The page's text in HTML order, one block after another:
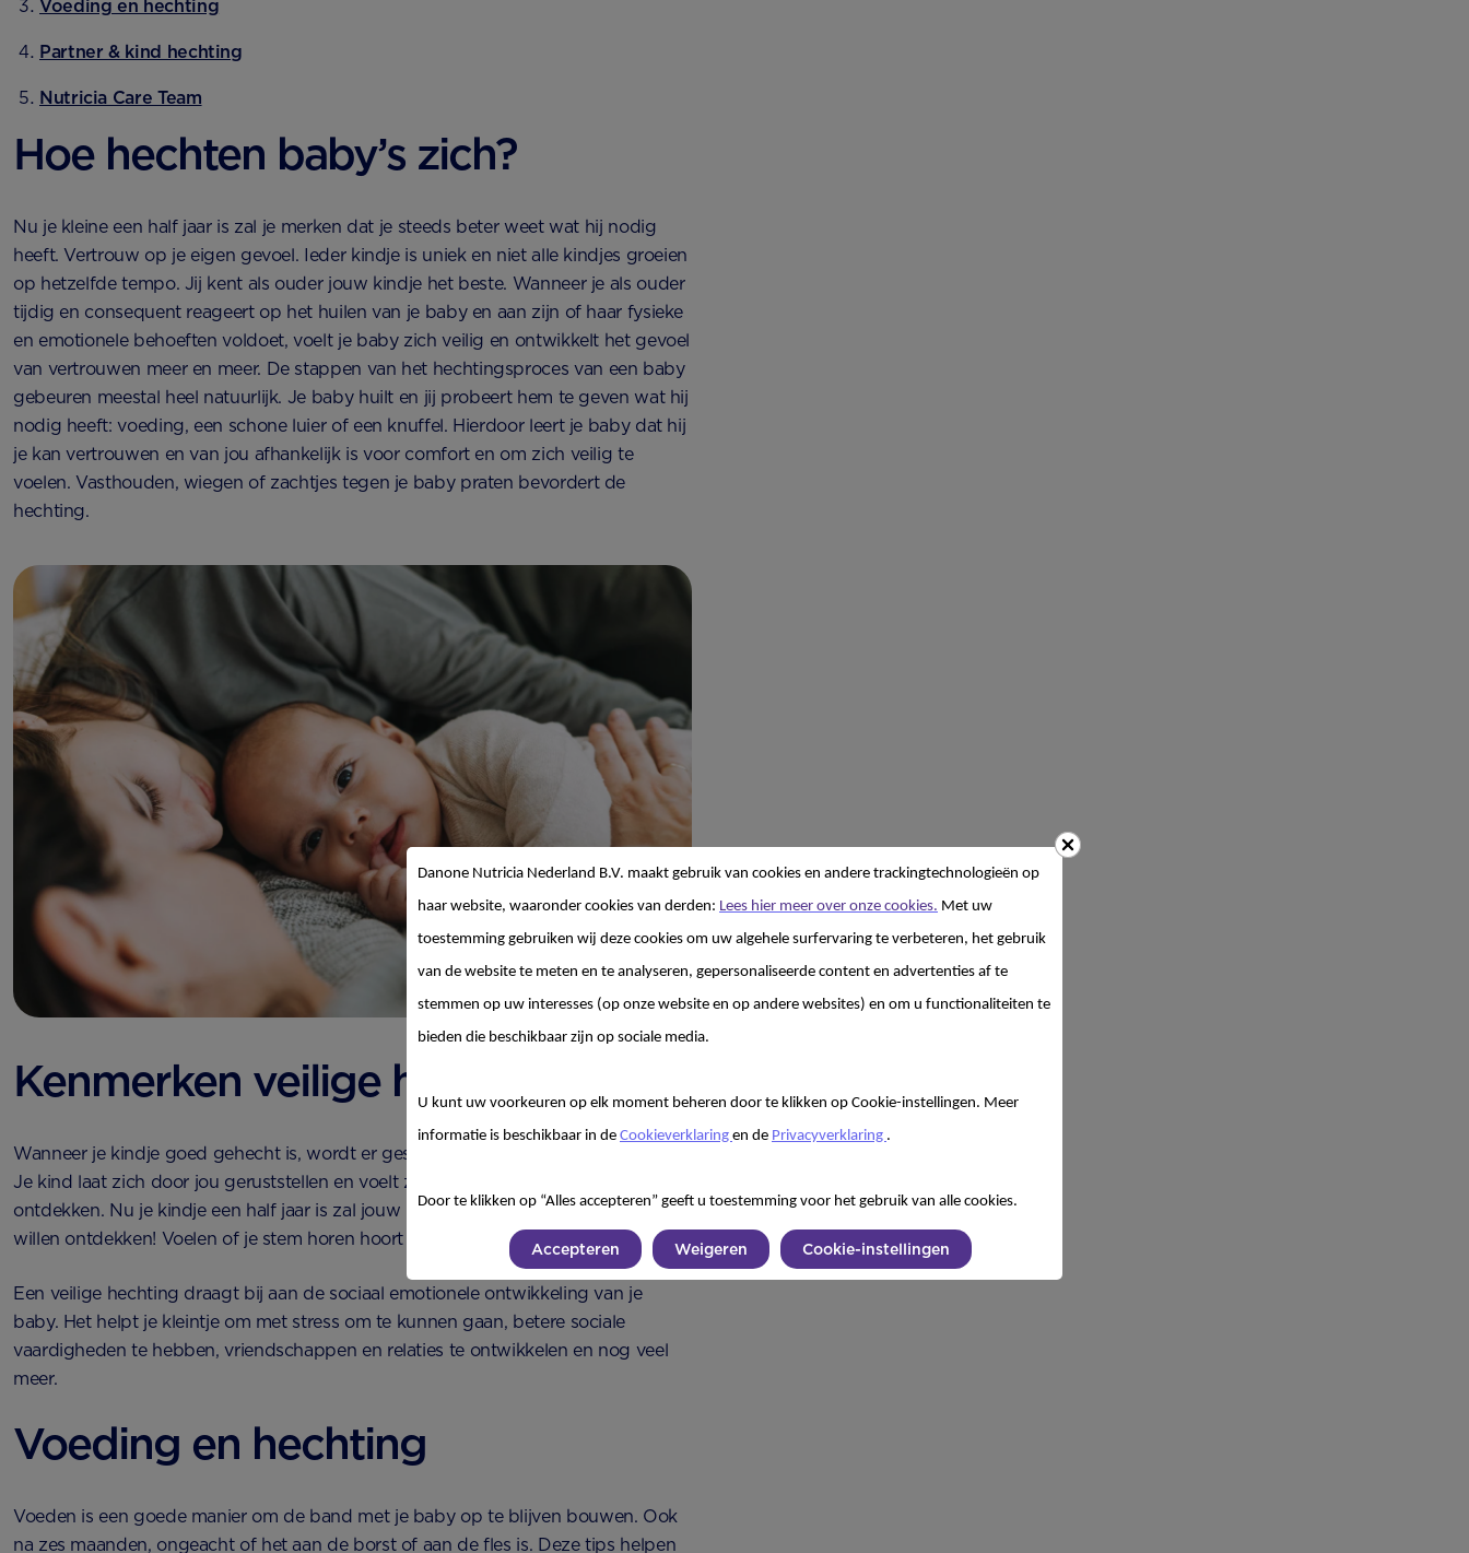
Voeding en hechting
Partner & kind hechting
Nutricia Care Team
Hoe hechten baby’s zich?
Nu je kleine een half jaar is zal je merken dat je steeds beter weet wat hij nodig
heeft. Vertrouw op je eigen gevoel. Ieder kindje is uniek en niet alle kindjes groeien
op hetzelfde tempo. Jij kent als ouder jouw kindje het beste. Wanneer je als ouder
tijdig en consequent reageert op het huilen van je baby en aan zijn of haar fysieke
en emotionele behoeften voldoet, voelt je baby zich veilig en ontwikkelt het gevoel
van vertrouwen meer en meer. De stappen van het hechtingsproces van een baby
gebeuren meestal heel natuurlijk. Je baby huilt en jij probeert hem te geven wat hij
nodig heeft: voeding, een schone luier of een knuffel. Hierdoor leert je baby dat hij
je kan vertrouwen en van jou afhankelijk is voor comfort en om zich veilig te
voelen. Vasthouden, wiegen of zachtjes tegen je baby praten bevordert de
hechting.
Kenmerken veilige hechting
Wanneer je kindje goed gehecht is, wordt er gesproken van een veilige hechting.
Je kind laat zich door jou geruststellen en voelt zich vrij om meer en meer te gaan
ontdekken. Nu je kindje een half jaar is zal jouw kleintje ook steeds meer van jou
willen ontdekken! Voelen of je stem horen hoort allemaal bij het hechtingsproces.
Een veilige hechting draagt bij aan de sociaal emotionele ontwikkeling van je
baby. Het helpt je kleintje om met stress om te kunnen gaan, betere sociale
vaardigheden te hebben, vriendschappen en relaties te ontwikkelen en nog veel
meer.
Voeding en hechting
Voeden is een goede manier om de band met je baby op te blijven bouwen. Ook
na zes maanden, ongeacht of het aan de borst of aan de fles is. Deze tips helpen
Danone Nutricia Nederland B.V. maakt gebruik van cookies en andere trackingtechnologieën op
haar website, waaronder cookies van derden: Lees hier meer over onze cookies. Met uw
toestemming gebruiken wij deze cookies om uw algehele surfervaring te verbeteren, het gebruik
van de website te meten en te analyseren, gepersonaliseerde content en advertenties af te
stemmen op uw interesses (op onze website en op andere websites) en om u functionaliteiten te
bieden die beschikbaar zijn op sociale media.
U kunt uw voorkeuren op elk moment beheren door te klikken op Cookie-instellingen. Meer
informatie is beschikbaar in de Cookieverklaring en de Privacyverklaring .
Door te klikken op “Alles accepteren” geeft u toestemming voor het gebruik van alle cookies.
Accepteren Weigeren Cookie-instellingen